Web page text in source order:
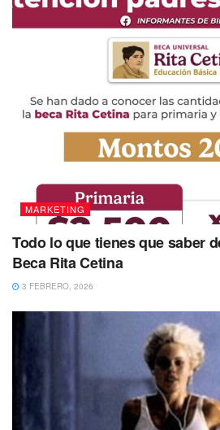
MARKETING
Todo lo que tienes que saber
Beca Rita Cetina
3 FEBRERO, 2026